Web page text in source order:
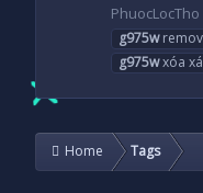
PhuocLocTho
g975w
g975wxóa
Home Tags